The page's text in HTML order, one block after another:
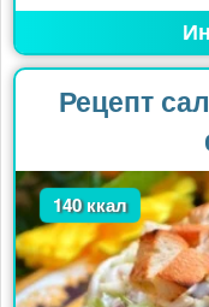
Рецепт
140 ккал